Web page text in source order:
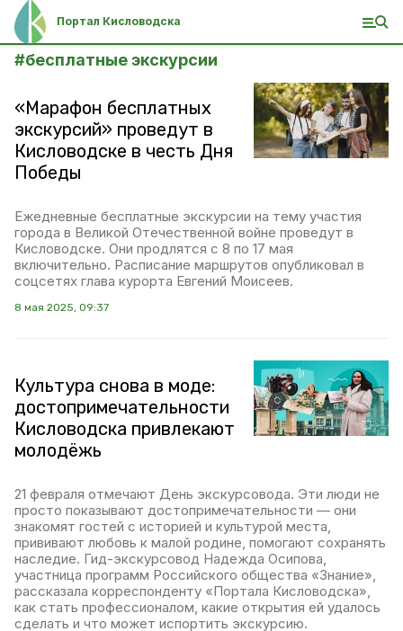
Портал Кисловодска
#бесплатные экскурсии
«Марафон бесплатных
экскурсий» проведут в
Кисловодске в честь Дня
Победы
Ежедневные бесплатные экскурсии на тему участия
города в Великой Отечественной войне проведут в
Кисловодске. Они продлятся с 8 по 17 мая
включительно. Расписание маршрутов опубликовал в
соцсетях глава курорта Евгений Моисеев.
8 мая 2025, 09:37
Культура снова в моде:
достопримечательности
Кисловодска привлекают
молодёжь
21 февраля отмечают День экскурсовода. Эти люди не
просто показывают достопримечательности — они
знакомят гостей с историей и культурой места,
прививают любовь к малой родине, помогают сохранять
наследие. Гид-экскурсовод Надежда Осипова,
участница программ Российского общества «Знание»,
рассказала корреспонденту «Портала Кисловодска»,
как стать профессионалом, какие открытия ей удалось
сделать и что может испортить экскурсию.